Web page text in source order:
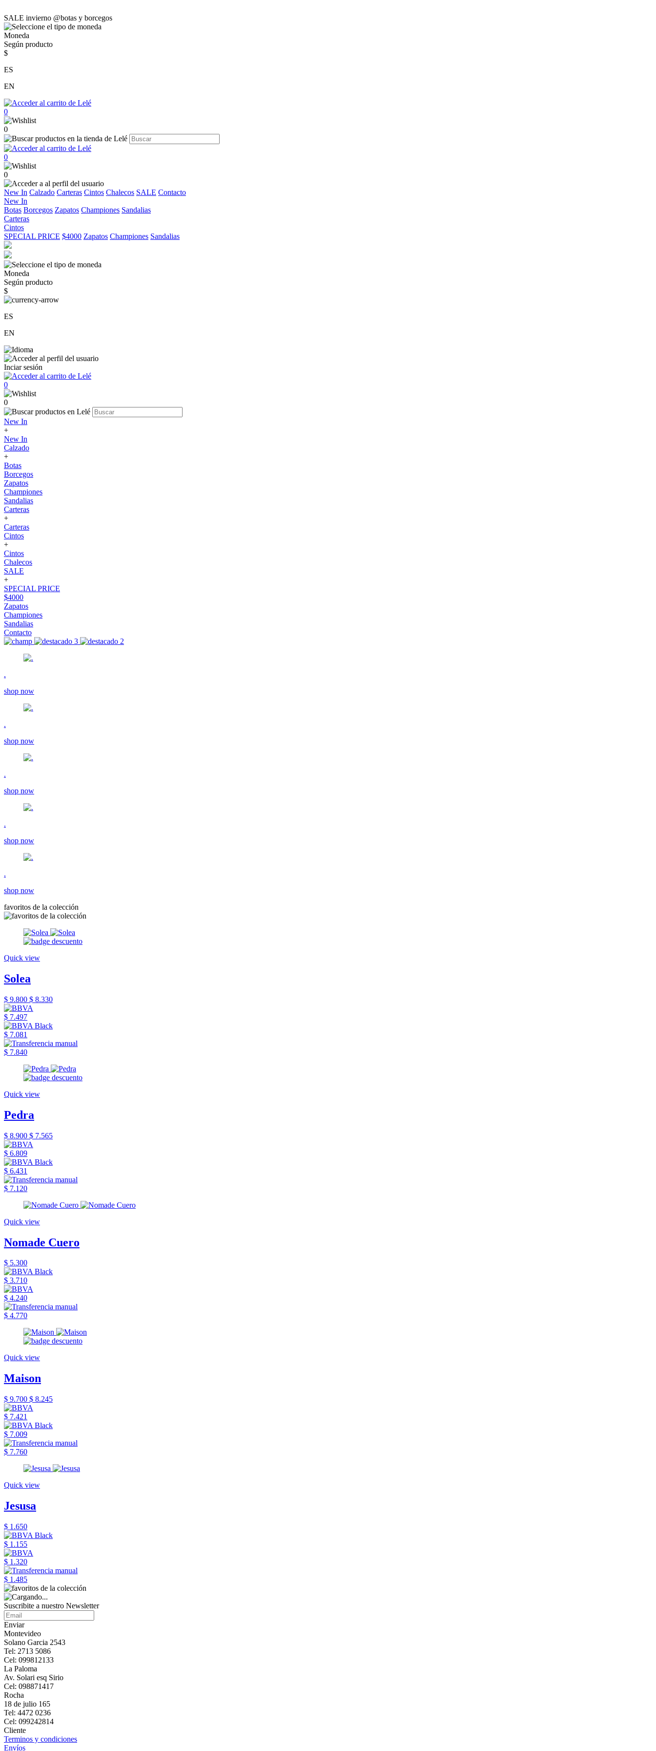
SALE invierno @botas y borcegos
Moneda
Según producto
$
ES
EN
0
0
0
0
New In Calzado Carteras Cintos Chalecos SALE Contacto
New In
Botas Borcegos Zapatos Championes Sandalias
Carteras
Cintos
SPECIAL PRICE $4000 Zapatos Championes Sandalias
Moneda
Según producto
$
ES
EN
Inciar sesión
0
0
New In
+
New In
Calzado
+
Botas
Borcegos
Zapatos
Championes
Sandalias
Carteras
+
Carteras
Cintos
+
Cintos
Chalecos
SALE
+
SPECIAL PRICE
$4000
Zapatos
Championes
Sandalias
Contacto
.
shop now
.
shop now
.
shop now
.
shop now
.
shop now
favoritos de la colección
Quick view
Solea
$ 9.800 $ 8.330
$ 7.497
$ 7.081
$ 7.840
Quick view
Pedra
$ 8.900 $ 7.565
$ 6.809
$ 6.431
$ 7.120
Quick view
Nomade Cuero
$ 5.300
$ 3.710
$ 4.240
$ 4.770
Quick view
Maison
$ 9.700 $ 8.245
$ 7.421
$ 7.009
$ 7.760
Quick view
Jesusa
$ 1.650
$ 1.155
$ 1.320
$ 1.485
Suscribite a nuestro Newsletter
Enviar
Montevideo
Solano Garcia 2543
Tel: 2713 5086
Cel: 099812133
La Paloma
Av. Solari esq Sirio
Cel: 098871417
Rocha
18 de julio 165
Tel: 4472 0236
Cel: 099242814
Cliente
Terminos y condiciones
Envíos